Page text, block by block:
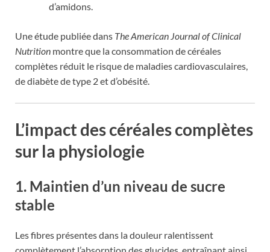
d’amidons.
Une étude publiée dans The American Journal of Clinical
Nutrition montre que la consommation de céréales
complètes réduit le risque de maladies cardiovasculaires,
de diabète de type 2 et d’obésité.
L’impact des céréales complètes
sur la physiologie
1. Maintien d’un niveau de sucre
stable
Les fibres présentes dans la douleur ralentissent